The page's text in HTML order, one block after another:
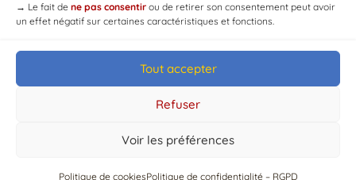
→ Le fait de ne pas consentir ou de retirer son consentement peut avoir
un effet négatif sur certaines caractéristiques et fonctions.
Tout accepter
Refuser
Voir les préférences
Politique de cookiesPolitique de confidentialité – RGPD
© Mairie de Chaource [2004-2024] | Tous droits réservés.
Developed byWEB3-DESIGN